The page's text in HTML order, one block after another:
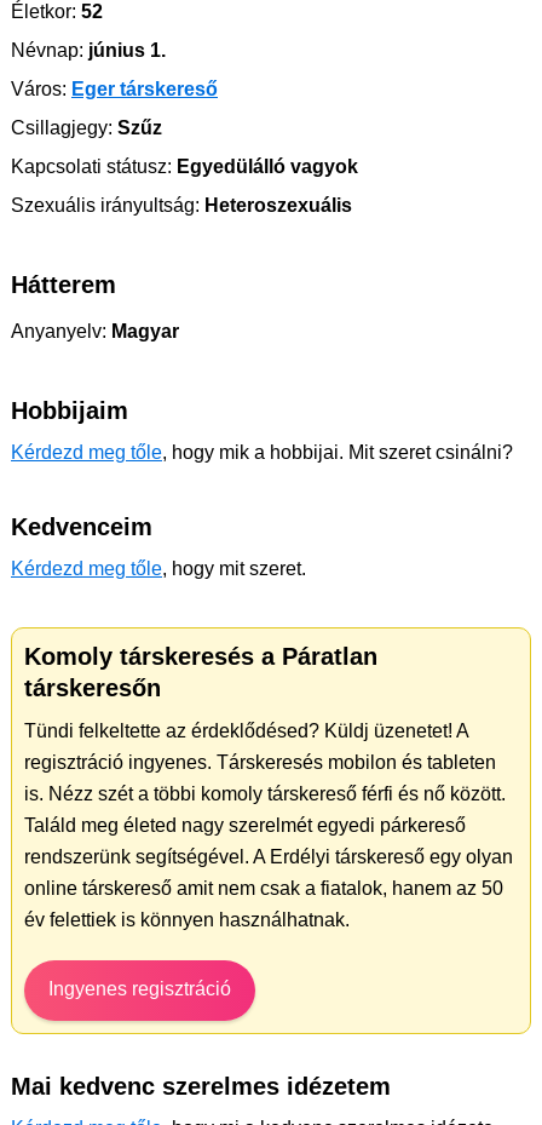
Életkor: 52
Névnap: június 1.
Város: Eger társkereső
Csillagjegy: Szűz
Kapcsolati státusz: Egyedülálló vagyok
Szexuális irányultság: Heteroszexuális
Hátterem
Anyanyelv: Magyar
Hobbijaim
Kérdezd meg tőle, hogy mik a hobbijai. Mit szeret csinálni?
Kedvenceim
Kérdezd meg tőle, hogy mit szeret.
Komoly társkeresés a Páratlan
társkeresőn
Tündi felkeltette az érdeklődésed? Küldj üzenetet! A
regisztráció ingyenes. Társkeresés mobilon és tableten
is. Nézz szét a többi komoly társkereső férfi és nő között.
Találd meg életed nagy szerelmét egyedi párkereső
rendszerünk segítségével. A Erdélyi társkereső egy olyan
online társkereső amit nem csak a fiatalok, hanem az 50
év felettiek is könnyen használhatnak.
Ingyenes regisztráció
Mai kedvenc szerelmes idézetem